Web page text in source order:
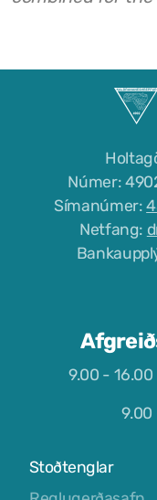
Númer:
Símanúmer:
Netfang:
9.00 -
9.00
Stoðtenglar